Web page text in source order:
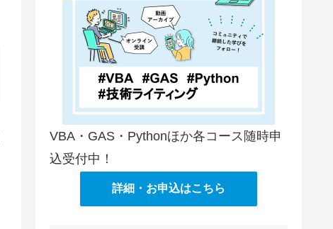
VBA・GAS・Pythonほか各コース随時申
込受付中！
詳細・お申込はこちら